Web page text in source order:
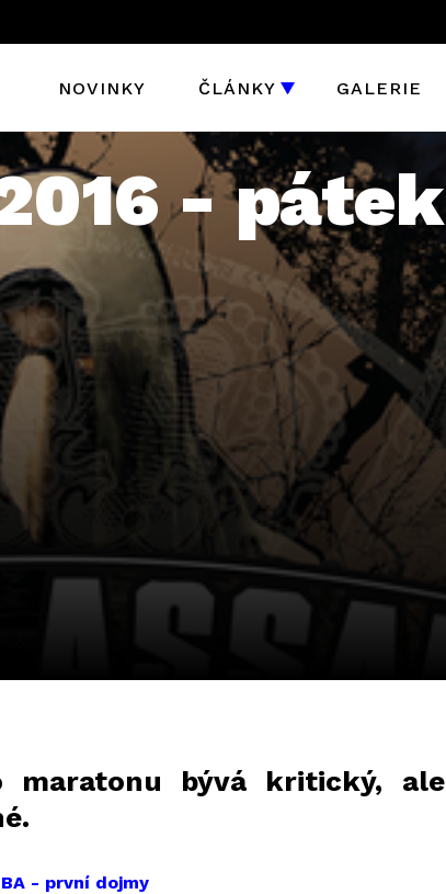
NOVINKY ČLÁNKY GALERIE
- pátek
maratonu bývá kritický, ale
BA - první dojmy